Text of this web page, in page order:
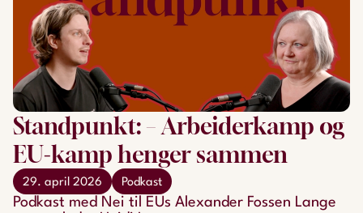
Standpunkt: – Arbeiderkamp og
EU-kamp henger sammen
29. april 2026 Podkast
Podkast med Nei til EUs Alexander Fossen Lange